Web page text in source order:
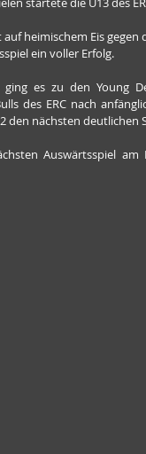
heimischem Eis
ein voller Erfolg.
ging es zu den Young
des ERC nach
den nächsten deutlichen
Auswärtsspiel